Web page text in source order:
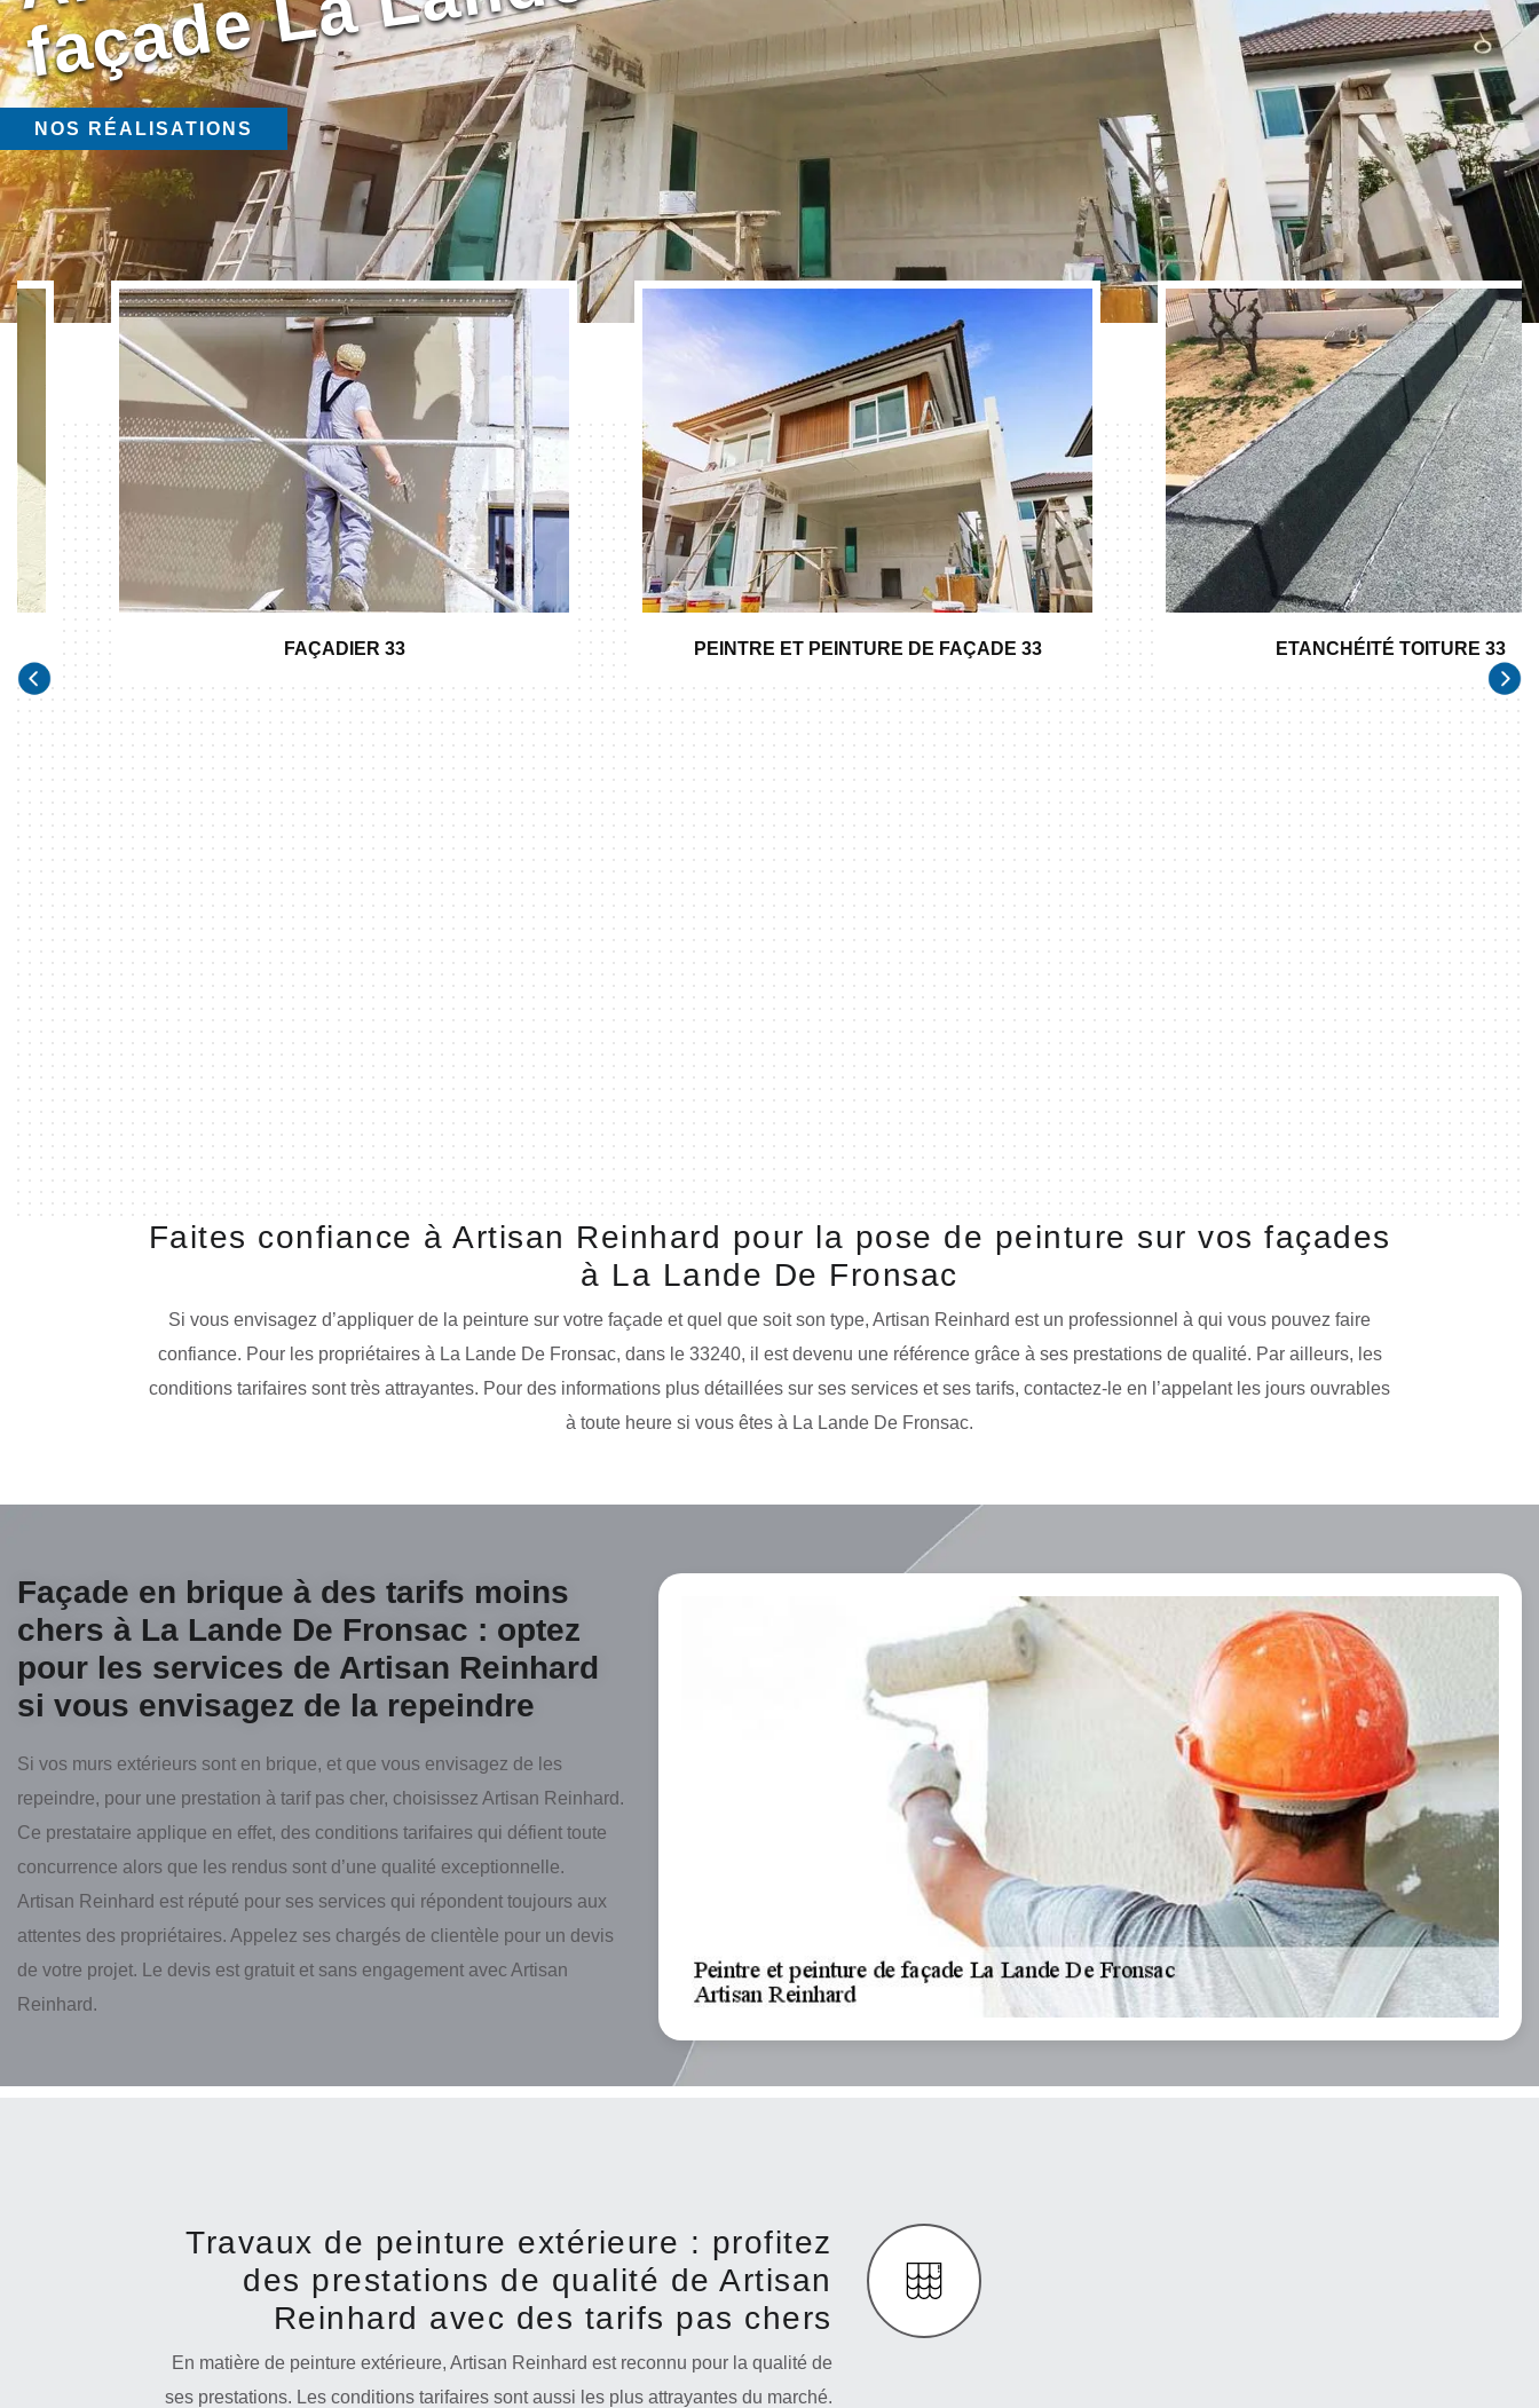
NOS RÉALISATIONS
FAÇADIER 33 PEINTRE ET PEINTURE DE FAÇADE 33 ETANCHÉITÉ TOITURE 33
Faites confiance à Artisan Reinhard pour la pose de peinture sur vos façades
à La Lande De Fronsac
Si vous envisagez d’appliquer de la peinture sur votre façade et quel que soit son type, Artisan Reinhard est un professionnel à qui vous pouvez faire
confiance. Pour les propriétaires à La Lande De Fronsac, dans le 33240, il est devenu une référence grâce à ses prestations de qualité. Par ailleurs, les
conditions tarifaires sont très attrayantes. Pour des informations plus détaillées sur ses services et ses tarifs, contactez-le en l’appelant les jours ouvrables
à toute heure si vous êtes à La Lande De Fronsac.
Façade en brique à des tarifs moins
chers à La Lande De Fronsac : optez
pour les services de Artisan Reinhard
si vous envisagez de la repeindre
Si vos murs extérieurs sont en brique, et que vous envisagez de les
repeindre, pour une prestation à tarif pas cher, choisissez Artisan Reinhard.
Ce prestataire applique en effet, des conditions tarifaires qui défient toute
concurrence alors que les rendus sont d’une qualité exceptionnelle.
Artisan Reinhard est réputé pour ses services qui répondent toujours aux
attentes des propriétaires. Appelez ses chargés de clientèle pour un devis
de votre projet. Le devis est gratuit et sans engagement avec Artisan
Reinhard.
Travaux de peinture extérieure : profitez
des prestations de qualité de Artisan
Reinhard avec des tarifs pas chers
En matière de peinture extérieure, Artisan Reinhard est reconnu pour la qualité de
ses prestations. Les conditions tarifaires sont aussi les plus attrayantes du marché.